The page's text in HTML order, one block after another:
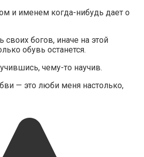
и именем когда-нибудь дает о
своих богов, иначе на этой
обувь останется.
чему-то научив.
— это люби меня настолько,